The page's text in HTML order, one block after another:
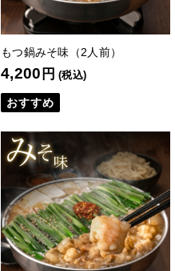
もつ鍋みそ味（2人前）
4,200 円 (税込)
おすすめ